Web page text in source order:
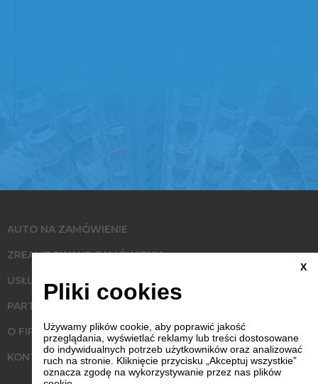
AUTO NA ZAMÓWIENIE
ZREALIZOWANE ZAMÓWIENIA
USŁUGI
PARTNERZY
O FIRMIE
KONTAKT
X
Pliki cookies
Używamy plików cookie, aby poprawić jakość
przeglądania, wyświetlać reklamy lub treści dostosowane
do indywidualnych potrzeb użytkowników oraz analizować
ruch na stronie. Kliknięcie przycisku „Akceptuj wszystkie”
oznacza zgodę na wykorzystywanie przez nas plików